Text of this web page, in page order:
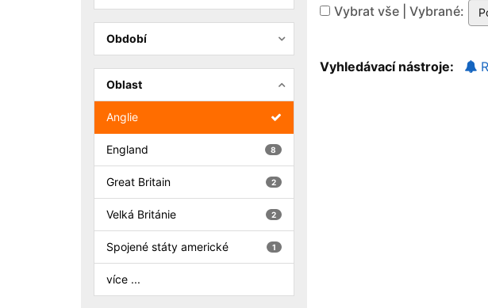
Vybrat vše | Vybrané:
Vyhledávací nástroje:
Období
Oblast
Anglie
8
England
2
Great Britain
2
Velká Británie
1
Spojené státy americké
více ...